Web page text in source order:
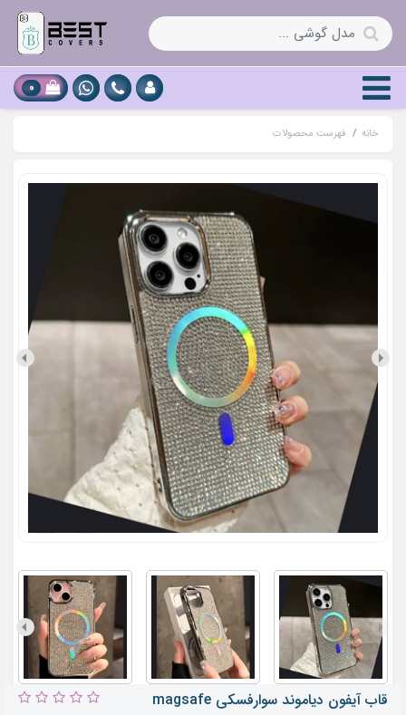
0
خانه فهرست محصولات
قاب آیفون دیاموند سوارفسکی magsafe